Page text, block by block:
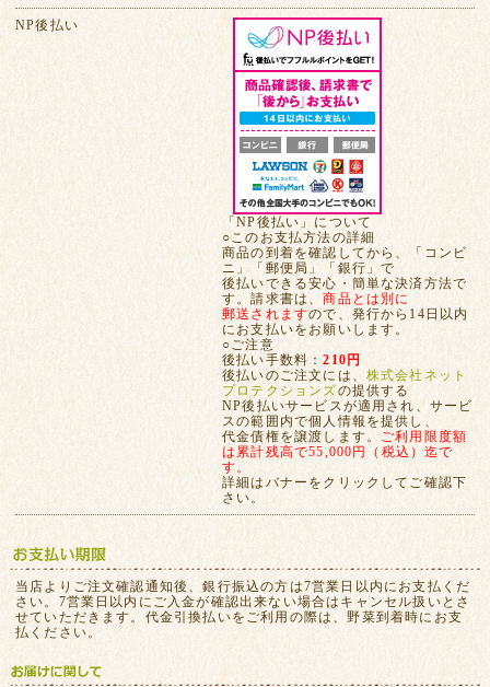
NP後払い
「NP後払い」について
○このお支払方法の詳細
商品の到着を確認してから、「コンビ
ニ」「郵便局」「銀行」で
後払いできる安心・簡単な決済方法で
す。請求書は、商品とは別に
郵送されますので、発行から14日以内
にお支払いをお願いします。
○ご注意
後払い手数料：210円
後払いのご注文には、 株式会社ネット
プロテクションズの提供する
NP後払いサービスが適用され、サービ
スの範囲内で個人情報を提供し、
代金債権を譲渡します。 ご利用限度額
は累計残高で55,000円（税込）迄で
す。
詳細はバナーをクリックしてご確認下
さい。
当店よりご注文確認通知後、銀行振込の方は7営業日以内にお支払くだ
さい。7営業日以内にご入金が確認出来ない場合はキャンセル扱いとさ
せていただきます。代金引換払いをご利用の際は、野菜到着時にお支
払ください。